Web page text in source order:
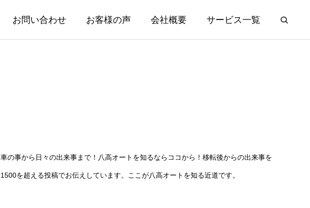
お問い合わせ お客様の声 会社概要 サービス一覧
車の事から日々の出来事まで！八高オートを知るならココから！移転後からの出来事を
1500を超える投稿でお伝えしています。ここが八高オートを知る近道です。